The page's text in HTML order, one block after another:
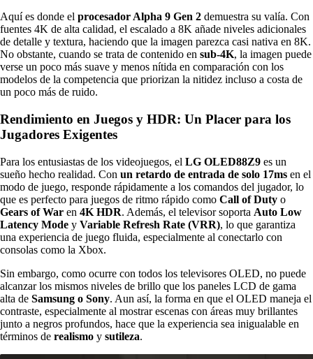
Aquí es donde el procesador Alpha 9 Gen 2 demuestra su valía. Con
fuentes 4K de alta calidad, el escalado a 8K añade niveles adicionales
de detalle y textura, haciendo que la imagen parezca casi nativa en 8K.
No obstante, cuando se trata de contenido en sub-4K, la imagen puede
verse un poco más suave y menos nítida en comparación con los
modelos de la competencia que priorizan la nitidez incluso a costa de
un poco más de ruido.
Rendimiento en Juegos y HDR: Un Placer para los
Jugadores Exigentes
Para los entusiastas de los videojuegos, el LG OLED88Z9 es un
sueño hecho realidad. Con un retardo de entrada de solo 17ms en el
modo de juego, responde rápidamente a los comandos del jugador, lo
que es perfecto para juegos de ritmo rápido como Call of Duty o
Gears of War en 4K HDR. Además, el televisor soporta Auto Low
Latency Mode y Variable Refresh Rate (VRR), lo que garantiza
una experiencia de juego fluida, especialmente al conectarlo con
consolas como la Xbox.
Sin embargo, como ocurre con todos los televisores OLED, no puede
alcanzar los mismos niveles de brillo que los paneles LCD de gama
alta de Samsung o Sony. Aun así, la forma en que el OLED maneja el
contraste, especialmente al mostrar escenas con áreas muy brillantes
junto a negros profundos, hace que la experiencia sea inigualable en
términos de realismo y sutileza.